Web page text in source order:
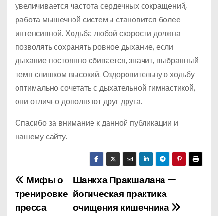
увеличивается частота сердечных сокращений,
работа мышечной системы становится более
интенсивной. Ходьба любой скорости должна
позволять сохранять ровное дыхание, если
дыхание постоянно сбивается, значит, выбранный
темп слишком высокий. Оздоровительную ходьбу
оптимально сочетать с дыхательной гимнастикой,
они отлично дополняют друг друга.
Спасибо за внимание к данной публикации и
нашему сайту.
Н
а
Шанкха Пракшалана —
йогическая практика
очищения кишечника
Мифы о
тренировке
пресса